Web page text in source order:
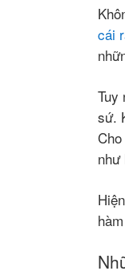
cái
Tuy
sứ.
như